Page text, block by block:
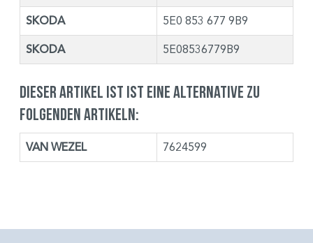
SKODA 5E0 853 677 9B9
SKODA 5E08536779B9
Dieser Artikel ist ist eine Alternative zu
folgenden Artikeln:
VAN WEZEL 7624599